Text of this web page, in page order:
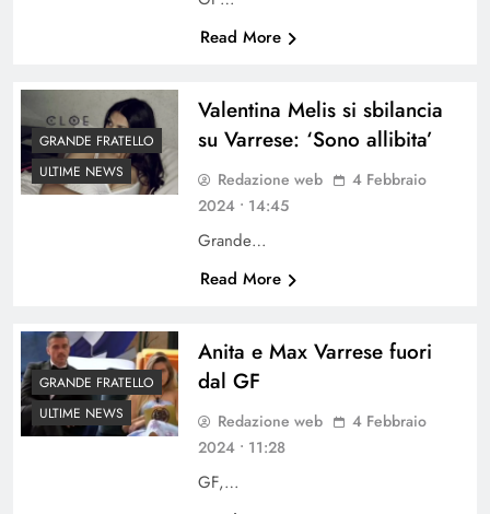
Read More
GRANDE FRATELLO
ULTIME NEWS
Valentina Melis si sbilancia
su Varrese: ‘Sono allibita’
Redazione web
4 Febbraio
2024 • 14:45
Grande…
Read More
GRANDE FRATELLO
ULTIME NEWS
Anita e Max Varrese fuori
dal GF
Redazione web
4 Febbraio
2024 • 11:28
GF,…